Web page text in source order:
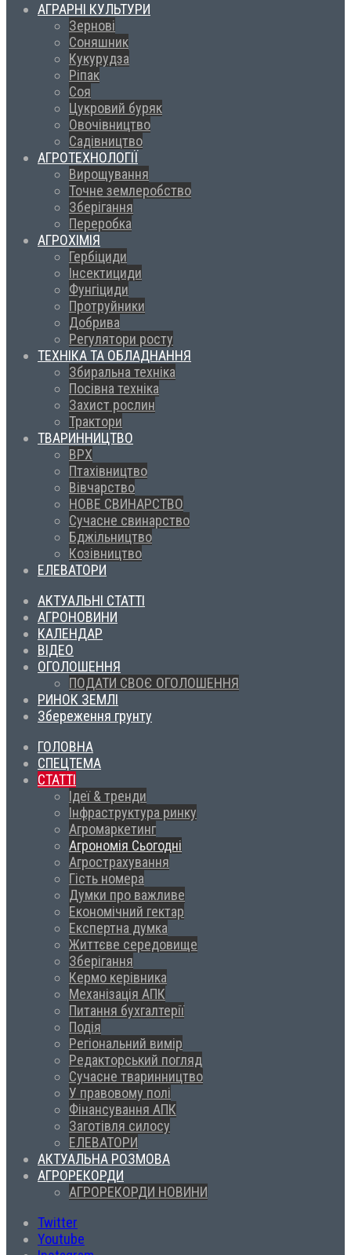
АГРАРНІ КУЛЬТУРИ
Зернові
Соняшник
Кукурудза
Ріпак
Соя
Цукровий буряк
Овочівництво
Садівництво
АГРОТЕХНОЛОГІЇ
Вирощування
Точне землеробство
Зберігання
Переробка
АГРОХІМІЯ
Гербіциди
Інсектициди
Фунгіциди
Протруйники
Добрива
Регулятори росту
ТЕХНІКА ТА ОБЛАДНАННЯ
Збиральна техніка
Посівна техніка
Захист рослин
Трактори
ТВАРИННИЦТВО
ВРХ
Птахівництво
Вівчарство
НОВЕ СВИНАРСТВО
Сучасне свинарство
Бджільництво
Козівництво
ЕЛЕВАТОРИ
АКТУАЛЬНІ СТАТТІ
АГРОНОВИНИ
КАЛЕНДАР
ВІДЕО
ОГОЛОШЕННЯ
ПОДАТИ СВОЄ ОГОЛОШЕННЯ
РИНОК ЗЕМЛІ
Збереження грунту
ГОЛОВНА
СПЕЦТЕМА
СТАТТІ
Ідеї & тренди
Інфраструктура ринку
Агромаркетинг
Агрономія Сьогодні
Агрострахування
Гість номера
Думки про важливе
Економічний гектар
Експертна думка
Життєве середовище
Зберігання
Кермо керівника
Механізація АПК
Питання бухгалтерії
Подія
Регіональний вимір
Редакторський погляд
Сучасне тваринництво
У правовому полі
Фінансування АПК
Заготівля силосу
ЕЛЕВАТОРИ
АКТУАЛЬНА РОЗМОВА
АГРОРЕКОРДИ
АГРОРЕКОРДИ НОВИНИ
Twitter
Youtube